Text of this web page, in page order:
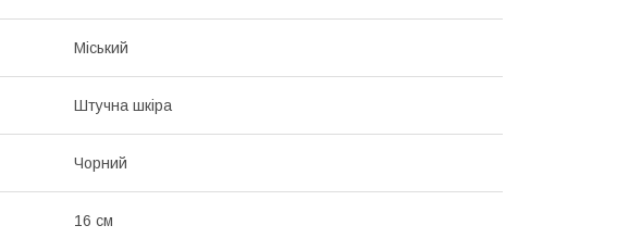
Міський
Штучна шкіра
Чорний
16 см